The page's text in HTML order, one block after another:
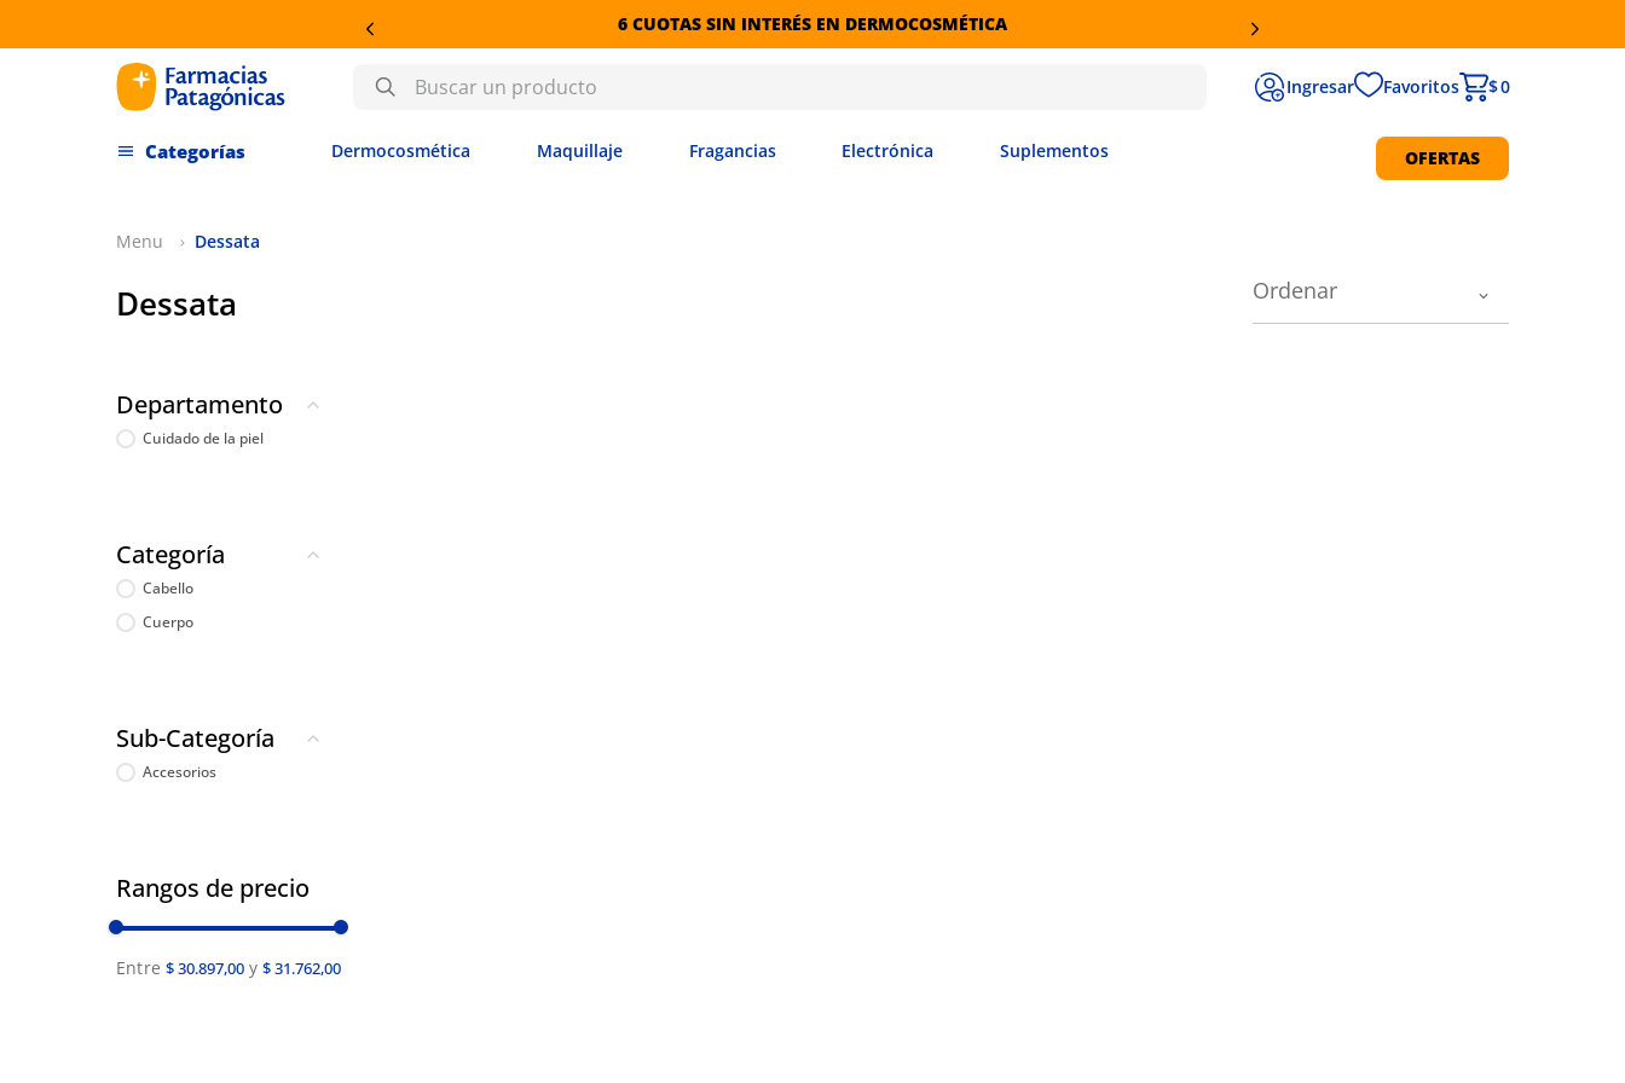
6 CUOTAS SIN INTERÉS EN DERMOCOSMÉTICA
Buscar un producto Favoritos $ 0
Dermocosmética Maquillaje Fragancias Electrónica Suplementos OFERTAS
Dessata
Dessata
Departamento
Cuidado de la piel
Categoría
Cabello
Cuerpo
Sub-Categoría
Accesorios
Rangos de precio
$ 30.897,00 $ 31.762,00